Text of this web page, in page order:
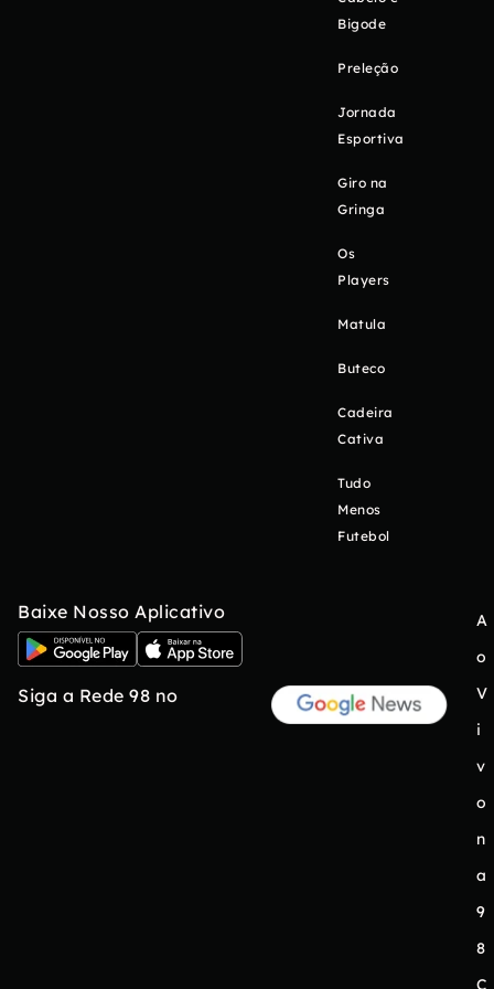
Bigode
Preleção
Jornada
Esportiva
Giro na
Gringa
Os
Players
Matula
Buteco
Cadeira
Cativa
Tudo
Menos
Futebol
Baixe Nosso Aplicativo
Siga a Rede 98 no
A
o
V
i
v
o
n
a
9
8
C